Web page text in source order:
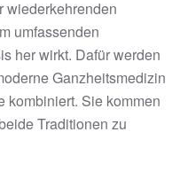
wiederkehrenden
umfassenden
her wirkt. Dafür werden
Ganzheitsmedizin
kombiniert. Sie kommen
Traditionen zu